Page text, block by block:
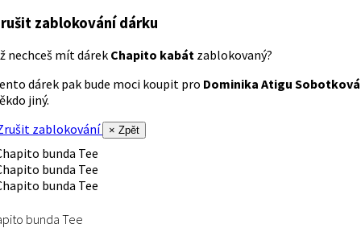
zablokování dárku
nechceš mít dárek Chapito kabát zablokovaný?
dárek pak bude moci koupit pro Dominika Atigu Sobotková
jiný.
zablokování
× Zpět
bunda Tee